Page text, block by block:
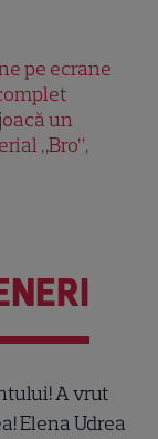
pe ecrane
un
„Bro”,
A vrut
Elena Udrea